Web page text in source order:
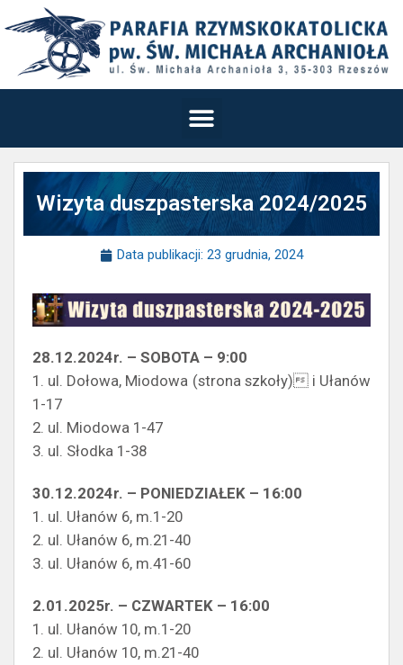
Wizyta duszpasterska 2024/2025
Data publikacji: 23 grudnia, 2024
28.12.2024r. – SOBOTA – 9:00
1. ul. Dołowa, Miodowa (strona szkoły) i Ułanów
1-17
2. ul. Miodowa 1-47
3. ul. Słodka 1-38
30.12.2024r. – PONIEDZIAŁEK – 16:00
1. ul. Ułanów 6, m.1-20
2. ul. Ułanów 6, m.21-40
3. ul. Ułanów 6, m.41-60
2.01.2025r. – CZWARTEK – 16:00
1. ul. Ułanów 10, m.1-20
2. ul. Ułanów 10, m.21-40